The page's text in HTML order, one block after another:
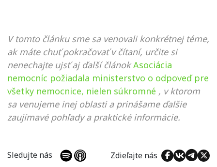
V tomto článku sme sa venovali konkrétnej téme,
ak máte chuť pokračovať v čítaní, určite si
nenechajte ujsť aj ďalší článok Asociácia
nemocníc požiadala ministerstvo o odpoveď pre
všetky nemocnice, nielen súkromné , v ktorom
sa venujeme inej oblasti a prinášame ďalšie
zaujímavé pohľady a praktické informácie.
Sledujte nás Zdieľajte nás